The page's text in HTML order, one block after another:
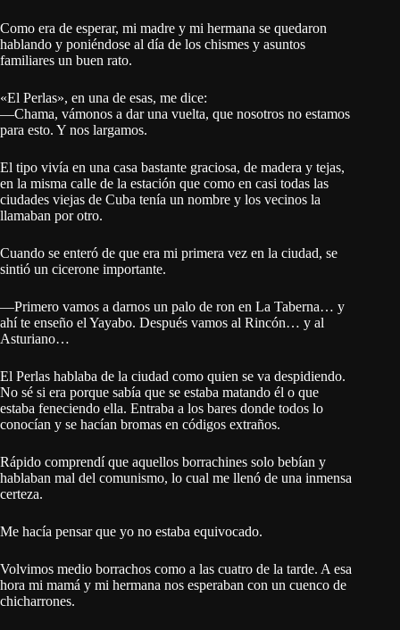
Como era de esperar, mi madre y mi hermana se quedaron
hablando y poniéndose al día de los chismes y asuntos
familiares un buen rato.
«El Perlas», en una de esas, me dice:
—Chama, vámonos a dar una vuelta, que nosotros no estamos
para esto. Y nos largamos.
El tipo vivía en una casa bastante graciosa, de madera y tejas,
en la misma calle de la estación que como en casi todas las
ciudades viejas de Cuba tenía un nombre y los vecinos la
llamaban por otro.
Cuando se enteró de que era mi primera vez en la ciudad, se
sintió un cicerone importante.
—Primero vamos a darnos un palo de ron en La Taberna… y
ahí te enseño el Yayabo. Después vamos al Rincón… y al
Asturiano…
El Perlas hablaba de la ciudad como quien se va despidiendo.
No sé si era porque sabía que se estaba matando él o que
estaba feneciendo ella. Entraba a los bares donde todos lo
conocían y se hacían bromas en códigos extraños.
Rápido comprendí que aquellos borrachines solo bebían y
hablaban mal del comunismo, lo cual me llenó de una inmensa
certeza.
Me hacía pensar que yo no estaba equivocado.
Volvimos medio borrachos como a las cuatro de la tarde. A esa
hora mi mamá y mi hermana nos esperaban con un cuenco de
chicharrones.